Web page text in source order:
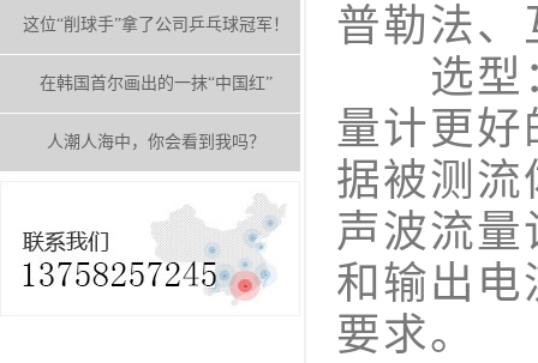
这位“削球手”拿了公司乒乓球冠军！
在韩国首尔画出的一抹“中国红”
人潮人海中，你会看到我吗？
普勒法
选型：
量计更
据被测流
声波流
和输出电
要求。